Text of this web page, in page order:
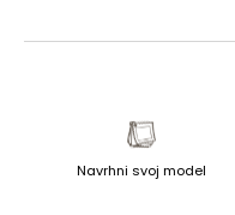
Navrhni svoj model